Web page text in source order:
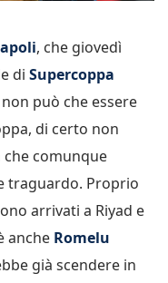
, che giovedì
di Supercoppa
può che essere
di certo non
comunque
traguardo. Proprio
arrivati a Riyad e
anche Romelu
già scendere in